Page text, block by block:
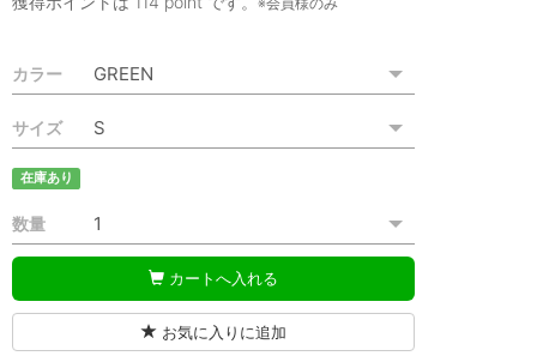
カラー
サイズ
在庫あり
数量
カートへ入れる
お気に入りに追加